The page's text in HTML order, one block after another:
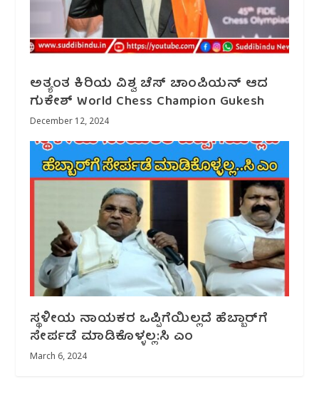
ಅತ್ಯಂತ ಕಿರಿಯ ವಿಶ್ವ ಚೆಸ್ ಚಾಂಪಿಯನ್ ಆದ
ಗುಕೇಶ್ World Chess Champion Gukesh
December 12, 2024
ಸ್ಥಳೀಯ ನಾಯಕರ ಒಪ್ಪಿಗೆಯಿಲ್ಲದೆ ಹೆಬ್ಬಾರ್‌ಗೆ
ಸೇರ್ಪಡೆ ಮಾಡಿಕೊಳ್ಳಲ್ಲ:ಸಿ ಎಂ
March 6, 2024